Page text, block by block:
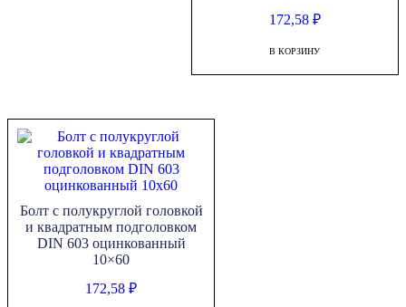
172,58 ₽
В КОРЗИНУ
Болт с полукруглой головкой
и квадратным подголовком
DIN 603 оцинкованный
10×60
172,58₽